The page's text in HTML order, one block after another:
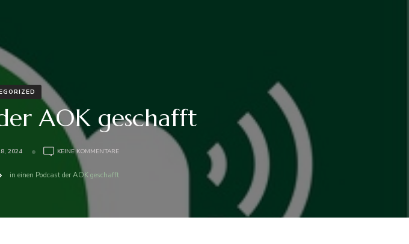
AOK geschafft
2024 KEINE KOMMENTAREZU
EINEN
GESCHAFFT
in einen Podcast der AOK geschafft